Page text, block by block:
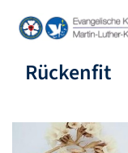
Rückenfit